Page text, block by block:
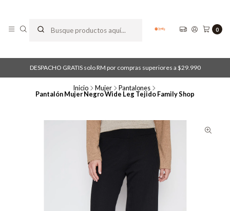
0
DESPACHO GRATIS solo RM por compras superiores a $29.990
Inicio Mujer Pantalones
Pantalón Mujer Negro Wide Leg Tejido Family Shop